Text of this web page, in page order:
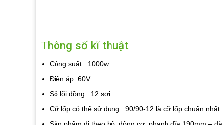
Thông số kĩ thuật
Công suất : 1000w
Điện áp: 60V
Số lõi đồng : 12 sợi
Cỡ lốp có thể sử dụng : 90/90-12 là cỡ lốp chuẩn